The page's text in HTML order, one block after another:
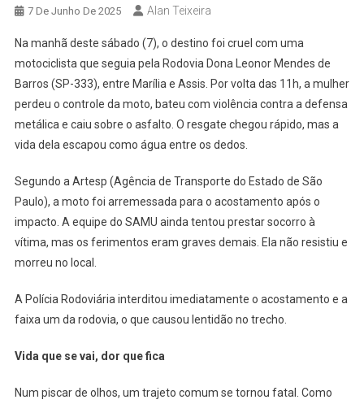
7 De Junho De 2025 Alan Teixeira
Na manhã deste sábado (7), o destino foi cruel com uma
motociclista que seguia pela Rodovia Dona Leonor Mendes de
Barros (SP-333), entre Marília e Assis. Por volta das 11h, a mulher
perdeu o controle da moto, bateu com violência contra a defensa
metálica e caiu sobre o asfalto. O resgate chegou rápido, mas a
vida dela escapou como água entre os dedos.
Segundo a Artesp (Agência de Transporte do Estado de São
Paulo), a moto foi arremessada para o acostamento após o
impacto. A equipe do SAMU ainda tentou prestar socorro à
vítima, mas os ferimentos eram graves demais. Ela não resistiu e
morreu no local.
A Polícia Rodoviária interditou imediatamente o acostamento e a
faixa um da rodovia, o que causou lentidão no trecho.
Vida que se vai, dor que fica
Num piscar de olhos, um trajeto comum se tornou fatal. Como